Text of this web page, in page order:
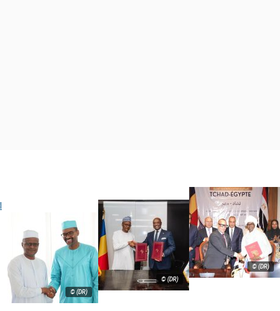
© (DR)
© (DR)
© (DR)